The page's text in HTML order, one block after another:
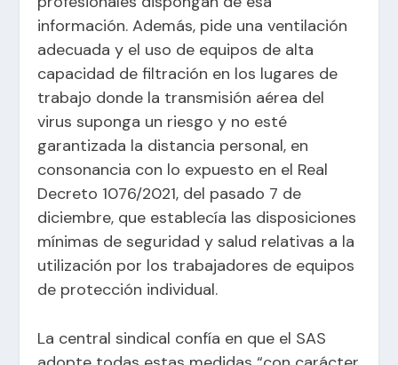
información. Además, pide una ventilación
adecuada y el uso de equipos de alta
capacidad de filtración en los lugares de
trabajo donde la transmisión aérea del
virus suponga un riesgo y no esté
garantizada la distancia personal, en
consonancia con lo expuesto en el Real
Decreto 1076/2021, del pasado 7 de
diciembre, que establecía las disposiciones
mínimas de seguridad y salud relativas a la
utilización por los trabajadores de equipos
de protección individual.
La central sindical confía en que el SAS